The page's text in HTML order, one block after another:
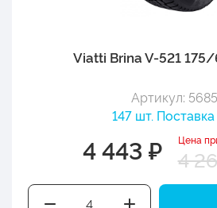
Viatti Brina V-521 175/
Артикул:
147 шт. Поставка
4 443 ₽ Цена
4